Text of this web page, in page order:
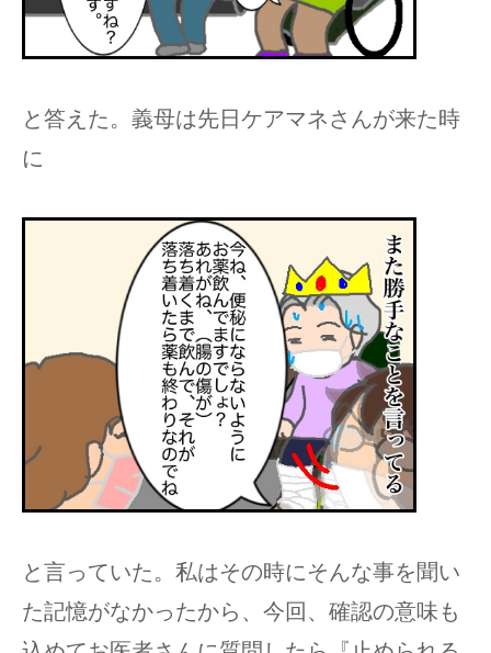
と答えた。義母は先日ケアマネさんが来た時
に
と言っていた。私はその時にそんな事を聞い
た記憶がなかったから、今回、確認の意味も